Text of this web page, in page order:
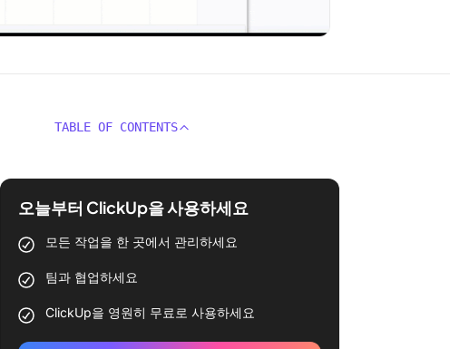
TABLE OF CONTENTS
오늘부터 ClickUp을 사용하세요
모든 작업을 한 곳에서 관리하세요
팀과 협업하세요
ClickUp을 영원히 무료로 사용하세요